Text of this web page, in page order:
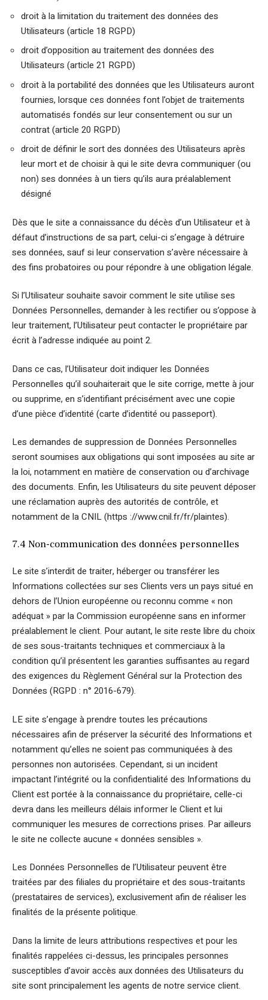
droit à la limitation du traitement des données des
Utilisateurs (article 18 RGPD)
droit d’opposition au traitement des données des
Utilisateurs (article 21 RGPD)
droit à la portabilité des données que les Utilisateurs auront
fournies, lorsque ces données font l’objet de traitements
automatisés fondés sur leur consentement ou sur un
contrat (article 20 RGPD)
droit de définir le sort des données des Utilisateurs après
leur mort et de choisir à qui le site devra communiquer (ou
non) ses données à un tiers qu’ils aura préalablement
désigné
Dès que le site a connaissance du décès d’un Utilisateur et à
défaut d’instructions de sa part, celui-ci s’engage à détruire
ses données, sauf si leur conservation s’avère nécessaire à
des fins probatoires ou pour répondre à une obligation légale.
Si l’Utilisateur souhaite savoir comment le site utilise ses
Données Personnelles, demander à les rectifier ou s’oppose à
leur traitement, l’Utilisateur peut contacter le propriétaire par
écrit à l’adresse indiquée au point 2.
Dans ce cas, l’Utilisateur doit indiquer les Données
Personnelles qu’il souhaiterait que le site corrige, mette à jour
ou supprime, en s’identifiant précisément avec une copie
d’une pièce d’identité (carte d’identité ou passeport).
Les demandes de suppression de Données Personnelles
seront soumises aux obligations qui sont imposées au site ar
la loi, notamment en matière de conservation ou d’archivage
des documents. Enfin, les Utilisateurs du site peuvent déposer
une réclamation auprès des autorités de contrôle, et
notamment de la CNIL (https ://www.cnil.fr/fr/plaintes).
7.4 Non-communication des données personnelles
Le site s’interdit de traiter, héberger ou transférer les
Informations collectées sur ses Clients vers un pays situé en
dehors de l’Union européenne ou reconnu comme « non
adéquat » par la Commission européenne sans en informer
préalablement le client. Pour autant, le site reste libre du choix
de ses sous-traitants techniques et commerciaux à la
condition qu’il présentent les garanties suffisantes au regard
des exigences du Règlement Général sur la Protection des
Données (RGPD : n° 2016-679).
LE site s’engage à prendre toutes les précautions
nécessaires afin de préserver la sécurité des Informations et
notamment qu’elles ne soient pas communiquées à des
personnes non autorisées. Cependant, si un incident
impactant l’intégrité ou la confidentialité des Informations du
Client est portée à la connaissance du propriétaire, celle-ci
devra dans les meilleurs délais informer le Client et lui
communiquer les mesures de corrections prises. Par ailleurs
le site ne collecte aucune « données sensibles ».
Les Données Personnelles de l’Utilisateur peuvent être
traitées par des filiales du propriétaire et des sous-traitants
(prestataires de services), exclusivement afin de réaliser les
finalités de la présente politique.
Dans la limite de leurs attributions respectives et pour les
finalités rappelées ci-dessus, les principales personnes
susceptibles d’avoir accès aux données des Utilisateurs du
site sont principalement les agents de notre service client.